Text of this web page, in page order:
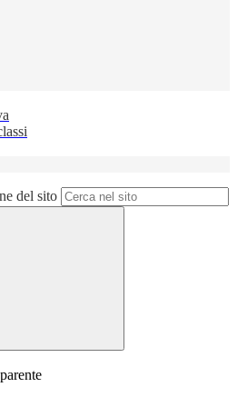
del sito